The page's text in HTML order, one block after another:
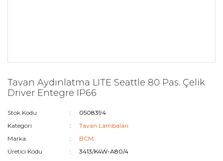
Tavan Aydınlatma LITE Seattle 80 Pas. Çelik
Driver Entegre IP66
Stok Kodu
0508394
Kategori
Tavan Lambaları
Marka
BCM
Üretici Kodu
3413/K4W-A80/4